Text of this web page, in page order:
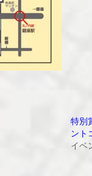
特別
ント
イベ